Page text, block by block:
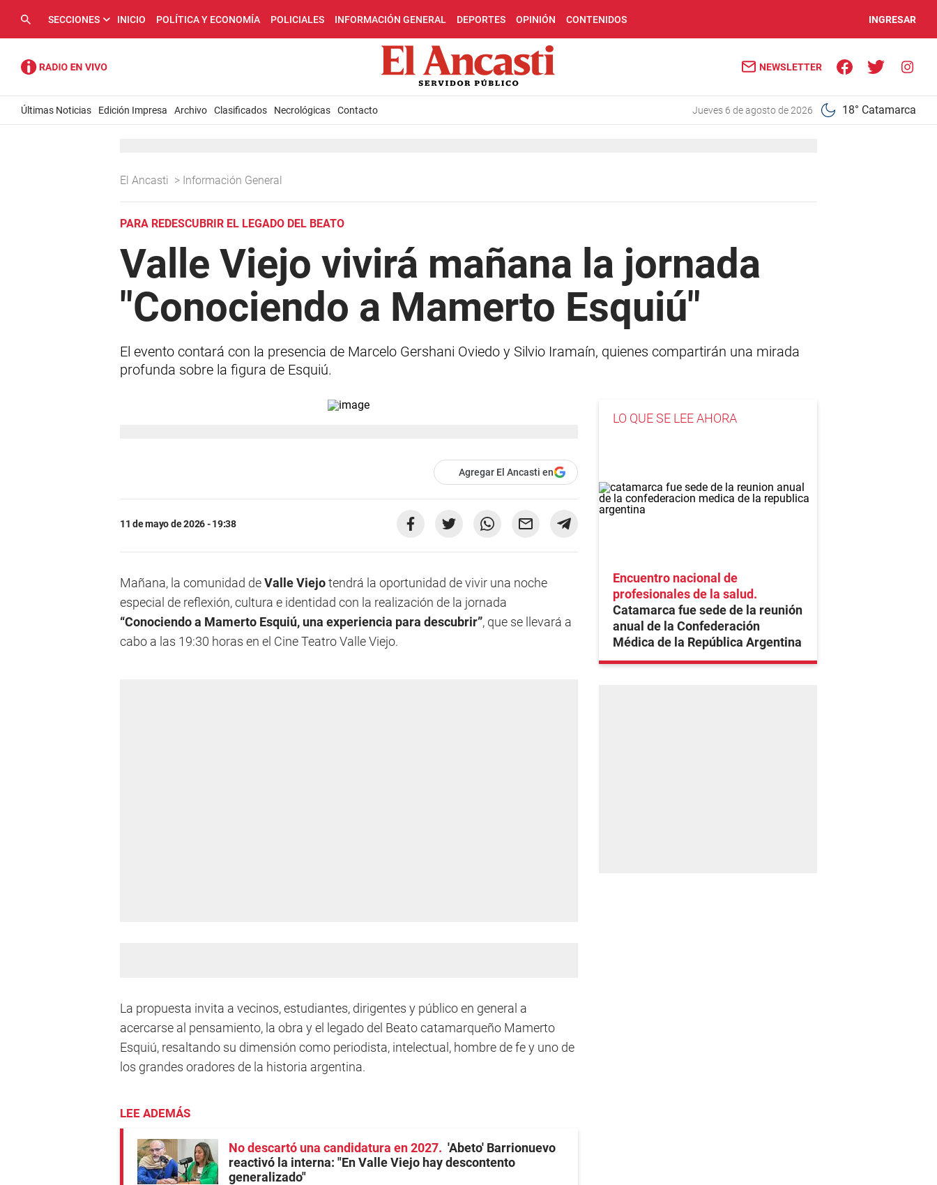
SECCIONES INICIO POLÍTICA Y ECONOMÍA POLICIALES INFORMACIÓN GENERAL DEPORTES OPINIÓN CONTENIDOS INGRESAR
NEWSLETTER
Últimas Noticias Edición Impresa Archivo Clasificados Necrológicas Contacto jueves 6 de agosto de 2026 18° Catamarca
El Ancasti > Información General
PARA REDESCUBRIR EL LEGADO DEL BEATO
Valle Viejo vivirá mañana la jornada
"Conociendo a Mamerto Esquiú"
El evento contará con la presencia de Marcelo Gershani Oviedo y Silvio Iramaín, quienes compartirán una mirada
profunda sobre la figura de Esquiú.
Agregar El Ancasti en
11 de mayo de 2026 - 19:38
Mañana, la comunidad deValle Viejotendrá la oportunidad de vivir una noche
especial de reflexión, cultura e identidad con la realización de la jornada
“Conociendo a Mamerto Esquiú, una experiencia para descubrir”, que se llevará a
cabo a las 19:30 horas en el Cine Teatro Valle Viejo.
La propuesta invita a vecinos, estudiantes, dirigentes y público en general a
acercarse al pensamiento, la obra y el legado del Beato catamarqueño Mamerto
Esquiú, resaltando su dimensión como periodista, intelectual, hombre de fe y uno de
los grandes oradores de la historia argentina.
LEE ADEMÁS
No descartó una candidatura en 2027
'Abeto' Barrionuevo
reactivó la interna: "En Valle Viejo hay descontento
generalizado"
LO QUE SE LEE AHORA
Encuentro nacional de
profesionales de la salud
Catamarca fue sede de la reunión
anual de la Confederación
Médica de la República Argentina